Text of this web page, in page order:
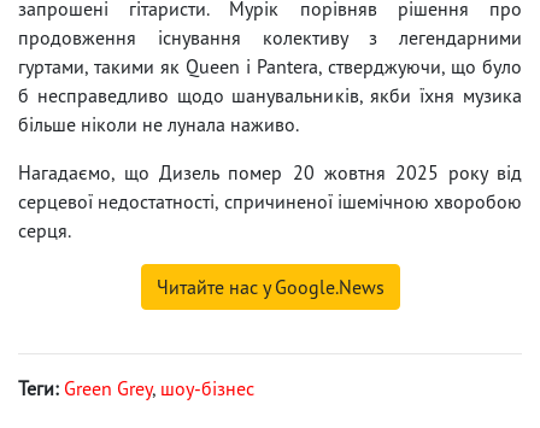
запрошені гітаристи. Мурік порівняв рішення про
продовження існування колективу з легендарними
гуртами, такими як Queen і Pantera, стверджуючи, що було
б несправедливо щодо шанувальників, якби їхня музика
більше ніколи не лунала наживо.
Нагадаємо, що Дизель помер 20 жовтня 2025 року від
серцевої недостатності, спричиненої ішемічною хворобою
серця.
Читайте нас у Google.News
Теги: Green Grey, шоу-бізнес